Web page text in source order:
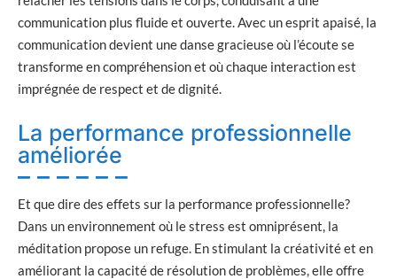
communication plus fluide et ouverte. Avec un esprit apaisé, la
communication devient une danse gracieuse où l’écoute se
transforme en compréhension et où chaque interaction est
imprégnée de respect et de dignité.
La performance professionnelle
améliorée
Et que dire des effets sur la performance professionnelle?
Dans un environnement où le stress est omniprésent, la
méditation propose un refuge. En stimulant la créativité et en
améliorant la capacité de résolution de problèmes, elle offre